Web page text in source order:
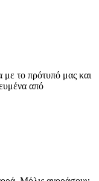
το πρότυπό μας και
από